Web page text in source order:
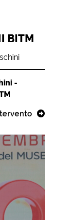
BITM
-